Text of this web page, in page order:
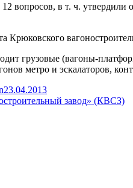
вопросов, в т. ч.
Крюковского
грузовые (вагоны-
метро и эскалаторов,
23.04.2013
завод» (КВСЗ)